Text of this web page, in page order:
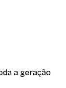
a geração